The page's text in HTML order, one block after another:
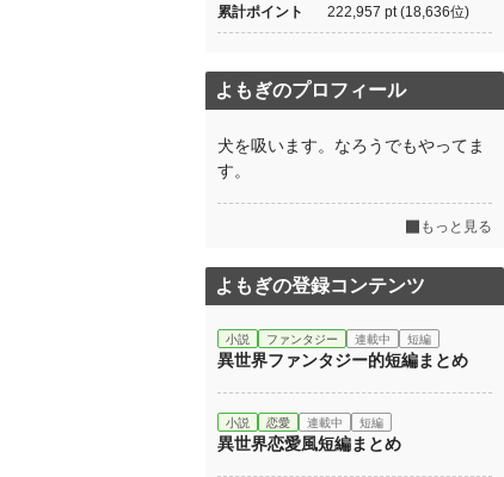
累計ポイント 222,957 pt (18,636位)
よもぎのプロフィール
犬を吸います。なろうでもやってま
す。
もっと見る
よもぎの登録コンテンツ
小説 ファンタジー 連載中 短編
異世界ファンタジー的短編まとめ
小説 恋愛 連載中 短編
異世界恋愛風短編まとめ